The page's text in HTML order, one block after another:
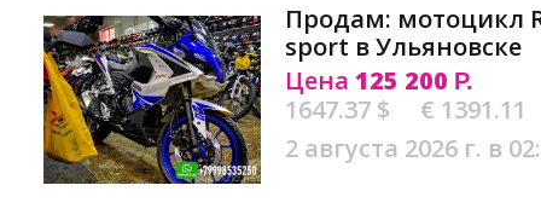
Продам: мотоцикл
sport в Ульяновске
Цена 125 200 Р.
1647.37 $
€ 1391.11
2 августа 2026 г. в